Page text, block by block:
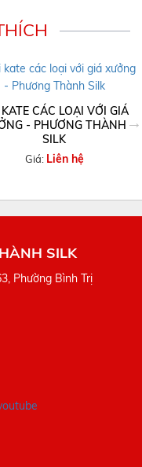
CÁC LOẠI VỚI GIÁ
- PHƯƠNG THÀNH
SILK
Giá: Liên hệ
SILK
Phường Bình Trị